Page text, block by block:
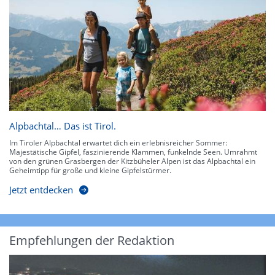
Alpbachtal… Das ist Tirol.
Im Tiroler Alpbachtal erwartet dich ein erlebnisreicher Sommer:
Majestätische Gipfel, faszinierende Klammen, funkelnde Seen. Umrahmt
von den grünen Grasbergen der Kitzbüheler Alpen ist das Alpbachtal ein
Geheimtipp für große und kleine Gipfelstürmer.
Jetzt entdecken
Empfehlungen der Redaktion